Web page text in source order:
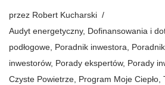
przez Robert Kucharski
Audyt energetyczny, Dofinansowania i
podłogowe Poradnik inwestora
inwestorów, Porady ekspertów, Porady
Czyste Powietrze Program Moje Ciepło